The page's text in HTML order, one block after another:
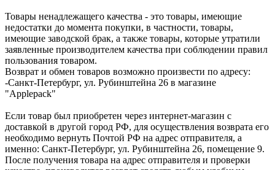
Товары ненадлежащего качества - это товары, имеющие
недостатки до момента покупки, в частности, товары,
имеющие заводской брак, а также товары, которые утратили
заявленные производителем качества при соблюдении правил
пользования товаром.
Возврат и обмен товаров возможно произвести по адресу:
-Санкт-Петербург, ул. Рубинштейна 26 в магазине
"Applepack"
Если товар был приобретен через интернет-магазин с
доставкой в другой город РФ, для осуществления возврата его
необходимо вернуть Почтой РФ на адрес отправителя, а
именно: Санкт-Петербург, ул. Рубинштейна 26, помещение 9.
После получения товара на адрес отправителя и проверки